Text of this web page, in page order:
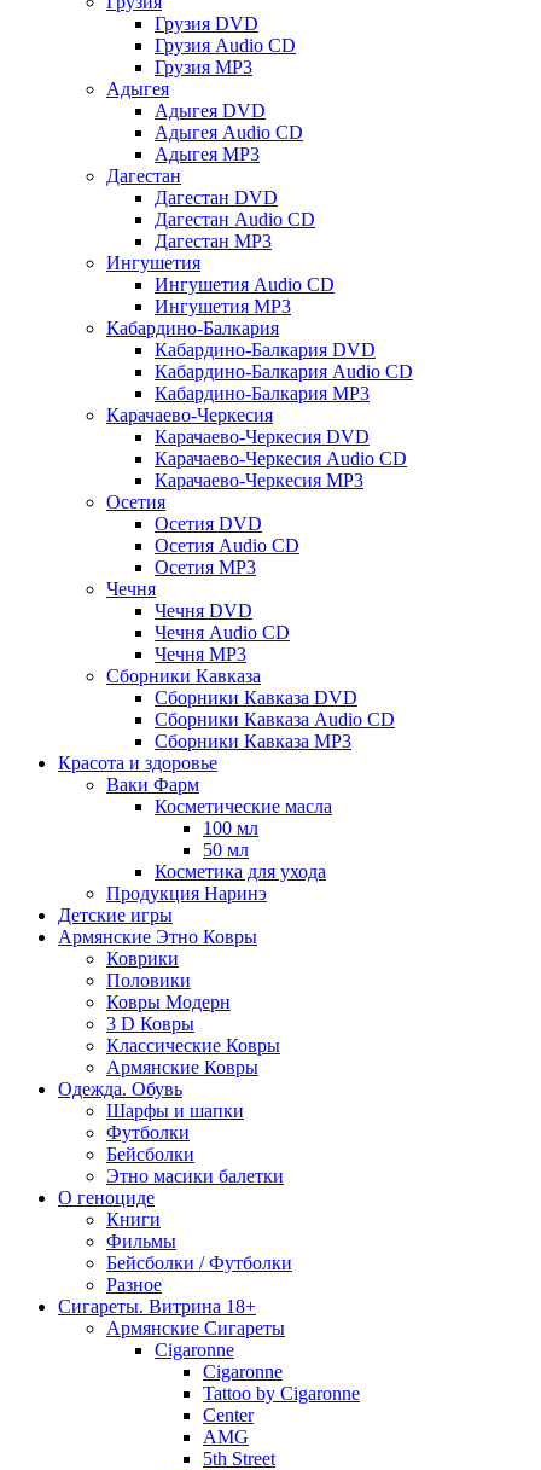
Грузия DVD
Грузия Audio CD
Грузия MP3
Адыгея
Адыгея DVD
Адыгея Audio CD
Адыгея MP3
Дагестан
Дагестан DVD
Дагестан Audio CD
Дагестан MP3
Ингушетия
Ингушетия Audio CD
Ингушетия MP3
Кабардино-Балкария
Кабардино-Балкария DVD
Кабардино-Балкария Audio CD
Кабардино-Балкария MP3
Карачаево-Черкесия
Карачаево-Черкесия DVD
Карачаево-Черкесия Audio CD
Карачаево-Черкесия MP3
Осетия
Осетия DVD
Осетия Audio CD
Осетия MP3
Чечня
Чечня DVD
Чечня Audio CD
Чечня MP3
Сборники Кавказа
Сборники Кавказа DVD
Сборники Кавказа Audio CD
Сборники Кавказа MP3
Красота и здоровье
Ваки Фарм
Косметические масла
100 мл
50 мл
Косметика для ухода
Продукция Наринэ
Детские игры
Армянские Этно Ковры
Коврики
Половики
Ковры Модерн
3 D Ковры
Классические Ковры
Армянские Ковры
Одежда. Обувь
Шарфы и шапки
Футболки
Бейсболки
Этно масики балетки
О геноциде
Книги
Фильмы
Бейсболки / Футболки
Разное
Сигареты. Витрина 18+
Армянские Сигареты
Cigaronne
Cigaronne
Tattoo by Cigaronne
Center
AMG
5th Street